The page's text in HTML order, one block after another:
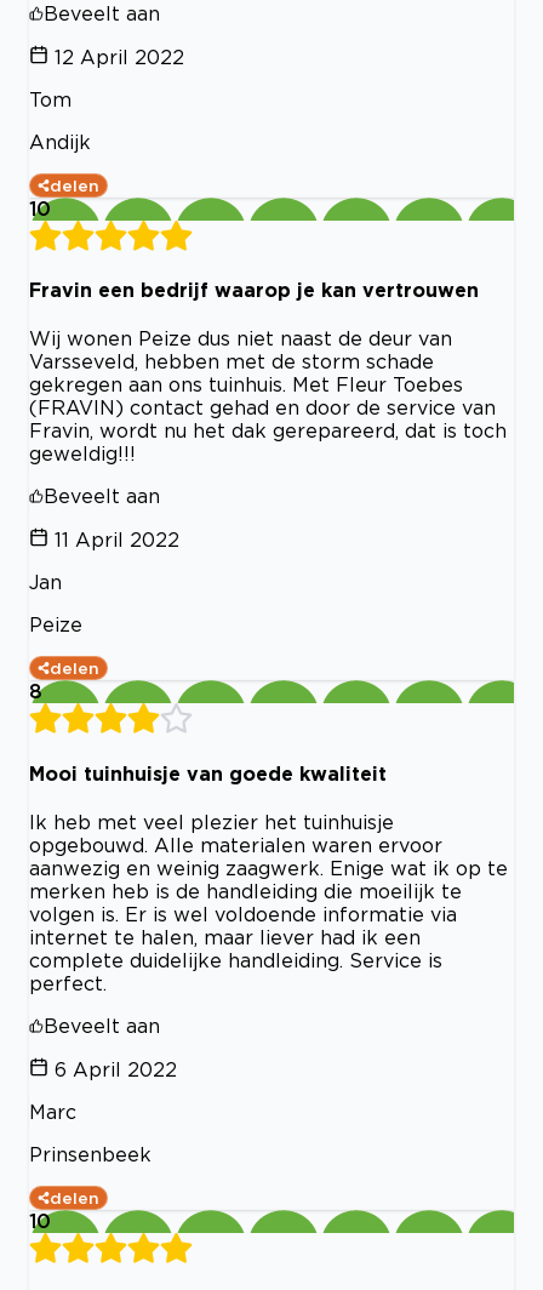
Beveelt aan
12 April 2022
Tom
Andijk
delen
10
Fravin een bedrijf waarop je kan vertrouwen
Wij wonen Peize dus niet naast de deur van
Varsseveld, hebben met de storm schade
gekregen aan ons tuinhuis. Met Fleur Toebes
(FRAVIN) contact gehad en door de service van
Fravin, wordt nu het dak gerepareerd, dat is toch
geweldig!!!
Beveelt aan
11 April 2022
Jan
Peize
delen
8
Mooi tuinhuisje van goede kwaliteit
Ik heb met veel plezier het tuinhuisje
opgebouwd. Alle materialen waren ervoor
aanwezig en weinig zaagwerk. Enige wat ik op te
merken heb is de handleiding die moeilijk te
volgen is. Er is wel voldoende informatie via
internet te halen, maar liever had ik een
complete duidelijke handleiding. Service is
perfect.
Beveelt aan
6 April 2022
Marc
Prinsenbeek
delen
10